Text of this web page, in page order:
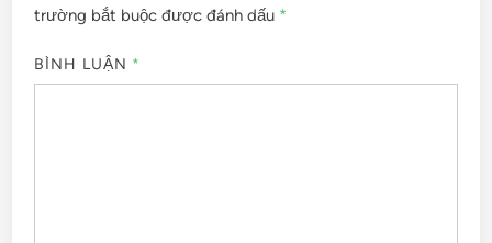
trường bắt buộc được đánh dấu *
BÌNH LUẬN *